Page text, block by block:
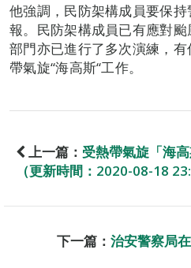
他強調，民防架構成員要保
報。民防架構成員已有應對颱
部門亦已進行了多次演練，
帶氣旋“海高斯“工作。
上一篇： 受熱帶氣旋「海
（更新時間：2020-08-18
下一篇： 治安警察局